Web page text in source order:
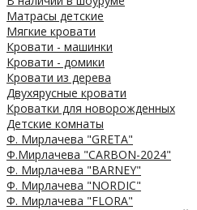
Матрасы детские
Мягкие кровати
Кровати - машинки
Кровати - домики
Кровати из дерева
Двухярусные кровати
Кроватки для новорожденных
Детские комнаты
Ф. Мирлачева "GRETA"
Ф.Мирлачева "CARBON-2024"
Ф. Мирлачева "BARNEY"
Ф. Мирлачева "NORDIC"
Ф. Мирлачева "FLORA"